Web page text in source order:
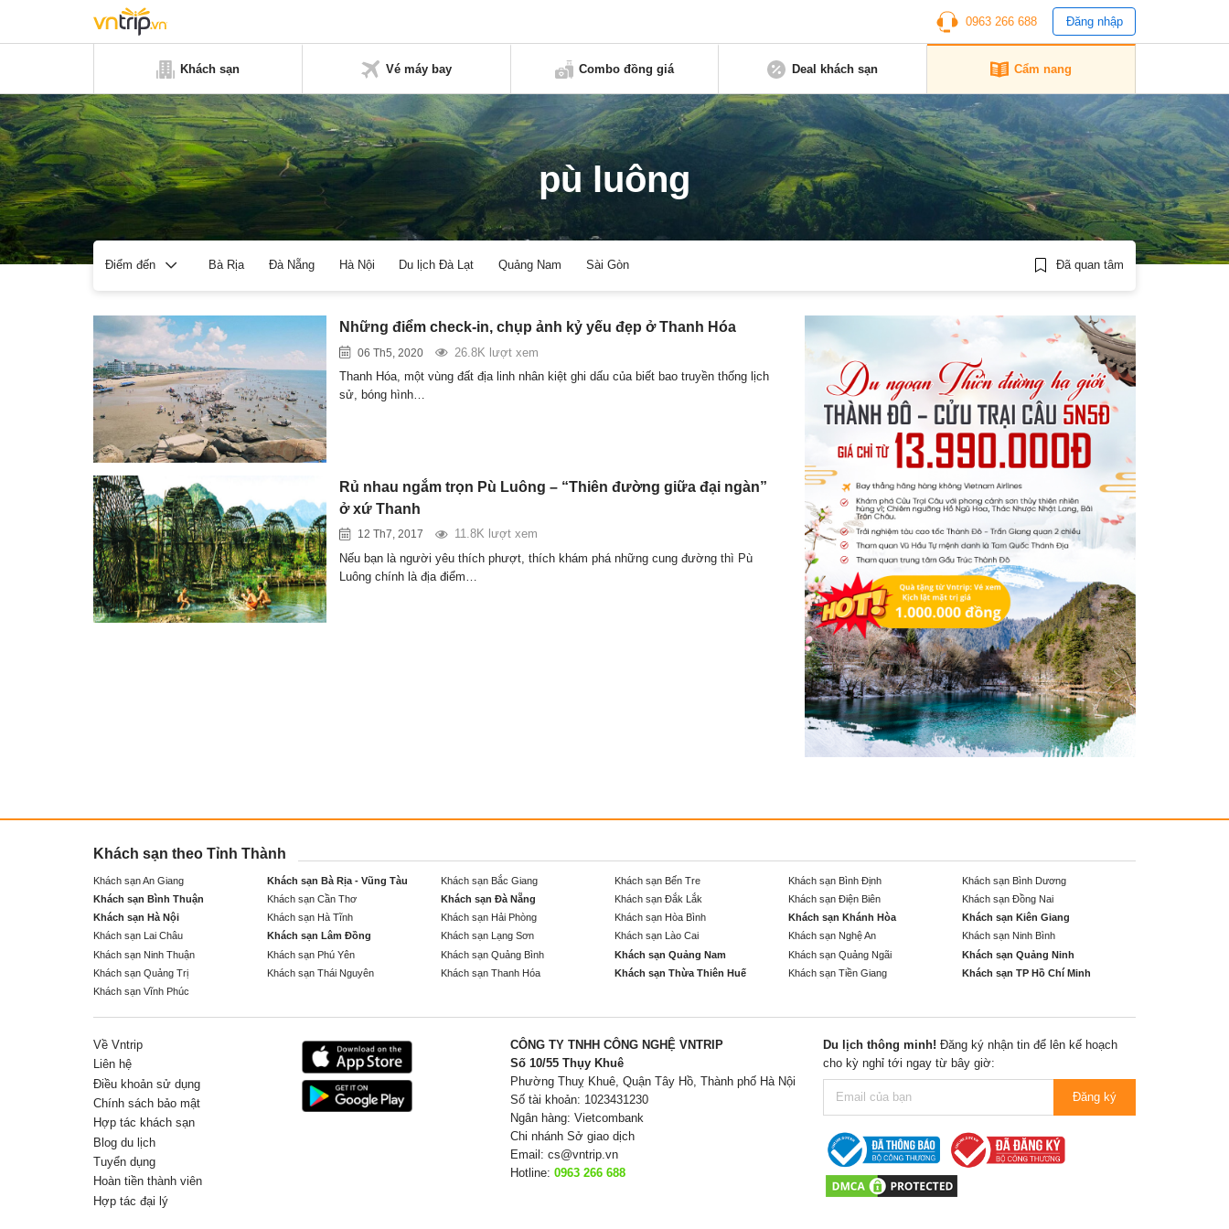
0963 266 688 Đăng nhập
Khách sạn Vé máy bay Combo đồng giá Deal khách sạn Cẩm nang
pù luông
Điểm đến Bà Rịa Đà Nẵng Hà Nội Du lịch Đà Lạt Quảng Nam Sài Gòn Đã quan tâm
Những điểm check-in, chụp ảnh kỷ yếu đẹp ở Thanh Hóa
06 Th5, 2020
26.8K lượt xem
Thanh Hóa, một vùng đất địa linh nhân kiệt ghi dấu của biết bao truyền thống lịch
sử, bóng hình…
Rủ nhau ngắm trọn Pù Luông – “Thiên đường giữa đại ngàn”
ở xứ Thanh
12 Th7, 2017
11.8K lượt xem
Nếu bạn là người yêu thích phượt, thích khám phá những cung đường thì Pù
Luông chính là địa điểm…
Khách sạn theo Tỉnh Thành
Khách sạn An Giang Khách sạn Bà Rịa - Vũng Tàu Khách sạn Bắc Giang Khách sạn Bến Tre Khách sạn Bình Định
Khách sạn Bình Dương
Khách sạn Bình Thuận
Khách sạn Cần Thơ Khách sạn Đà Nẵng Khách sạn Đắk Lắk Khách sạn Điện Biên
Khách sạn Đồng Nai
Khách sạn Hà Nội
Khách sạn Hà Tĩnh Khách sạn Hải Phòng Khách sạn Hòa Bình Khách sạn Khánh Hòa
Khách sạn Kiên Giang
Khách sạn Lai Châu
Khách sạn Lâm Đồng Khách sạn Lạng Sơn Khách sạn Lào Cai Khách sạn Nghệ An
Khách sạn Ninh Bình
Khách sạn Ninh Thuận
Khách sạn Phú Yên Khách sạn Quảng Bình Khách sạn Quảng Nam Khách sạn Quảng Ngãi
Khách sạn Quảng Ninh
Khách sạn Quảng Trị
Khách sạn Thái Nguyên Khách sạn Thanh Hóa Khách sạn Thừa Thiên Huế Khách sạn Tiền Giang
Khách sạn TP Hồ Chí Minh
Khách sạn Vĩnh Phúc
Về Vntrip
Liên hệ
Điều khoản sử dụng
Chính sách bảo mật
Hợp tác khách sạn
Blog du lịch
Tuyển dụng
Hoàn tiền thành viên
Hợp tác đại lý
CÔNG TY TNHH CÔNG NGHỆ VNTRIP
Số 10/55 Thụy Khuê
Phường Thuỵ Khuê, Quận Tây Hồ, Thành phố Hà Nội
Số tài khoản: 1023431230
Ngân hàng: Vietcombank
Chi nhánh Sở giao dịch
Email: cs@vntrip.vn
Hotline: 0963 266 688
Du lịch thông minh! Đăng ký nhận tin để lên kế hoạch
cho kỳ nghỉ tới ngay từ bây giờ:
Đăng ký